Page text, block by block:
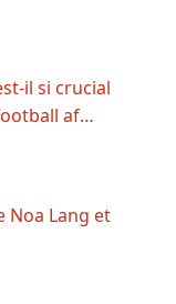
il si crucial
af…
Noa Lang et